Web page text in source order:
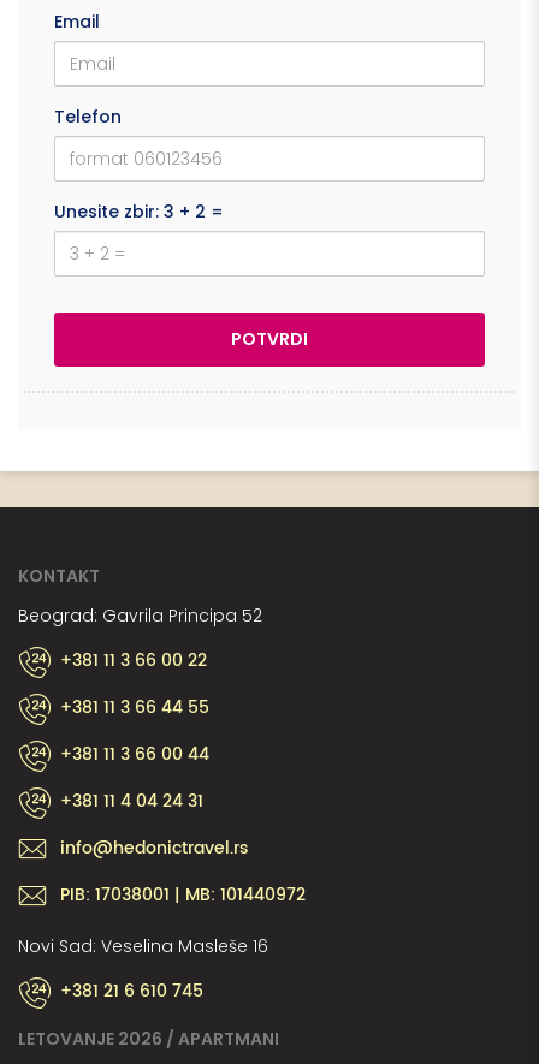
Email
Telefon
Unesite zbir: 3 + 2 =
KONTAKT
Beograd: Gavrila Principa 52
+381 11 3 66 00 22
+381 11 3 66 44 55
+381 11 3 66 00 44
+381 11 4 04 24 31
info@hedonictravel.rs
PIB: 17038001 | MB: 101440972
Novi Sad: Veselina Masleše 16
+381 21 6 610 745
LETOVANJE 2026 / APARTMANI